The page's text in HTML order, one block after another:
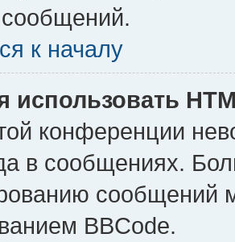
сообщений.
к началу
использовать
конференции
в сообщениях.
сообщений
BBCode.